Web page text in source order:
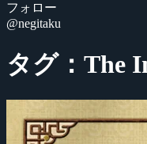
フォロー
@negitaku
タグ：The